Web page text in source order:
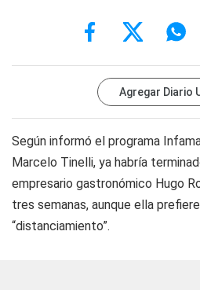
Agregar Diario
Según informó el programa
Marcelo Tinelli, ya habría
empresario gastronómico Hugo
tres semanas, aunque ella
“distanciamiento”.